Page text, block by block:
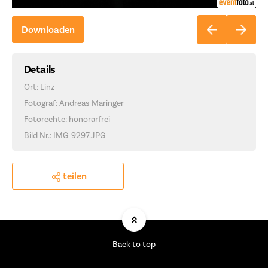
Downloaden
Details
Ort: Linz
Fotograf: Andreas Maringer
Fotorechte: honorarfrei
Bild Nr.: IMG_9297.JPG
teilen
Back to top